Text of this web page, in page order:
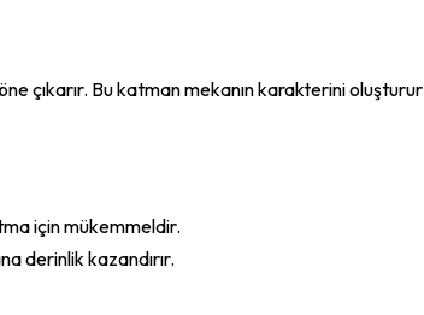
çıkarır. Bu katman mekanın karakterini oluşturur
için mükemmeldir.
derinlik kazandırır.